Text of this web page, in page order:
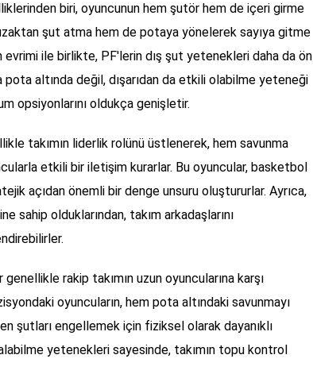
biri, oyuncunun hem şutör hem de içeri girme
şut atma hem de potaya yönelerek sayıya gitme
evrimi ile birlikte, PF'lerin dış şut yetenekleri daha da ön
pota altında değil, dışarıdan da etkili olabilme yeteneği
opsiyonlarını oldukça genişletir.
takımın liderlik rolünü üstlenerek, hem savunma
etkili bir iletişim kurarlar. Bu oyuncular, basketbol
açıdan önemli bir denge unsuru oluştururlar. Ayrıca,
sahip olduklarından, takım arkadaşlarını
genellikle rakip takımın uzun oyuncularına karşı
oyuncuların, hem pota altındaki savunmayı
şutları engellemek için fiziksel olarak dayanıklı
yetenekleri sayesinde, takımın topu kontrol